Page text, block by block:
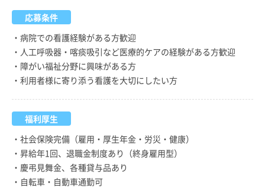
応募条件
・病院での看護経験がある方歓迎
・人工呼吸器・喀痰吸引など医療的ケアの経験がある方歓迎
・障がい福祉分野に興味がある方
・利用者様に寄り添う看護を大切にしたい方
福利厚生
・社会保険完備（雇用・厚生年金・労災・健康）
・昇給年1回、退職金制度あり（終身雇用型）
・慶弔見舞金、各種貸与品あり
・自転車・自動車通勤可